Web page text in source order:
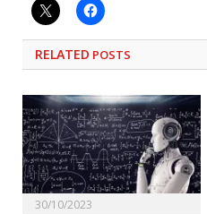
RELATED POSTS
30/10/2023